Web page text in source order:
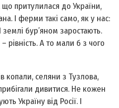
притулилася до України,
I ферми такi само, як у нас:
землi бур’яном заростають.
рiвнiсть. А то мали б з чого
копали, селяни з Тузлова,
дивитися. Не кожен
Україну вiд Росiї. I